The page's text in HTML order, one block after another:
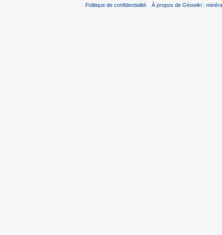
Politique de confidentialité À propos de Géowiki :